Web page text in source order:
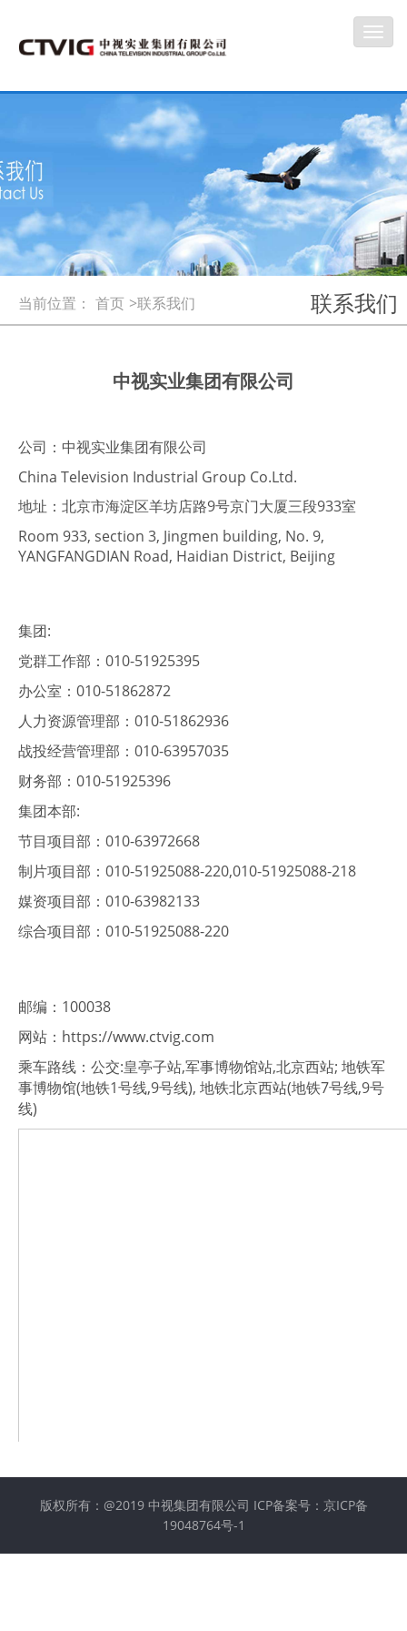
联系我们
当前位置： 首页 >联系我们
中视实业集团有限公司
公司：中视实业集团有限公司
China Television Industrial Group Co.Ltd.
地址：北京市海淀区羊坊店路9号京门大厦三段933室
Room 933, section 3, Jingmen building, No. 9,
YANGFANGDIAN Road, Haidian District, Beijing
集团:
党群工作部：010-51925395
办公室：010-51862872
人力资源管理部：010-51862936
战投经营管理部：010-63957035
财务部：010-51925396
集团本部:
节目项目部：010-63972668
制片项目部：010-51925088-220,010-51925088-218
媒资项目部：010-63982133
综合项目部：010-51925088-220
邮编：100038
网站：https://www.ctvig.com
乘车路线：公交:皇亭子站,军事博物馆站,北京西站; 地铁军
事博物馆(地铁1号线,9号线), 地铁北京西站(地铁7号线,9号
线)
版权所有：@2019 中视集团有限公司 ICP备案号：京ICP备
19048764号-1